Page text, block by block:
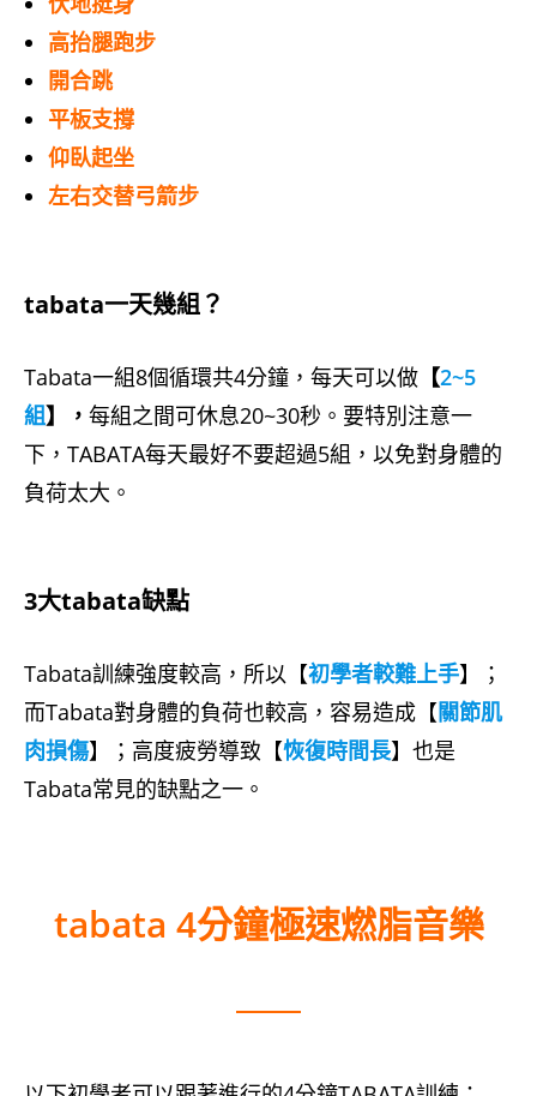
高抬腿跑步
開合跳
平板支撐
仰臥起坐
左右交替弓箭步
tabata一天幾組？
Tabata一組8個循環共4分鐘，每天可以做 【2~5
組】， 每組之間可休息20~30秒。要特別注意一
下，TABATA每天最好不要超過5組，以免對身體的
負荷太大。
3大tabata缺點
Tabata訓練強度較高，所以【初學者較難上手】；
而Tabata對身體的負荷也較高，容易造成【關節肌
肉損傷】；高度疲勞導致【恢復時間長】也是
Tabata常見的缺點之一。
tabata 4分鐘極速燃脂音樂